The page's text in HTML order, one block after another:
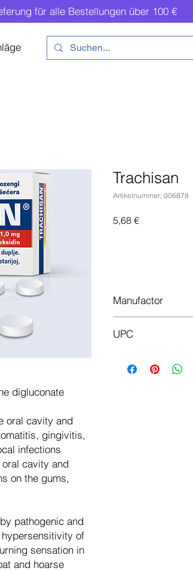
für alle Bestellungen über 100 €
digluconate
oral cavity and
gingivitis,
infections
cavity and
on the gums,
pathogenic and
of
sensation in
and hoarse
Trachisan
Artikelnummer: 006878
5,68 €Preis
Manufactor
UPC